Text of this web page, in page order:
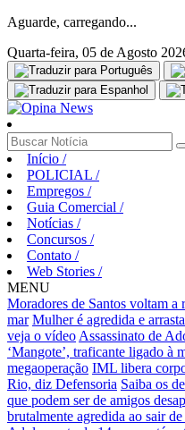
Aguarde, carregando...
Quarta-feira, 05 de Agosto
Início /
POLICIAL /
Empregos /
Guia Comercial /
Notícias /
Concursos /
Contato /
Web Stories /
MENU
Moradores de Santos voltam
mar Mulher é agredida e
veja o vídeo Assassinato de
‘Mangote’, traficante ligado à
megaoperação IML libera
Rio, diz Defensoria Saiba os
que podem ser de amigos
brutalmente agredida ao sair